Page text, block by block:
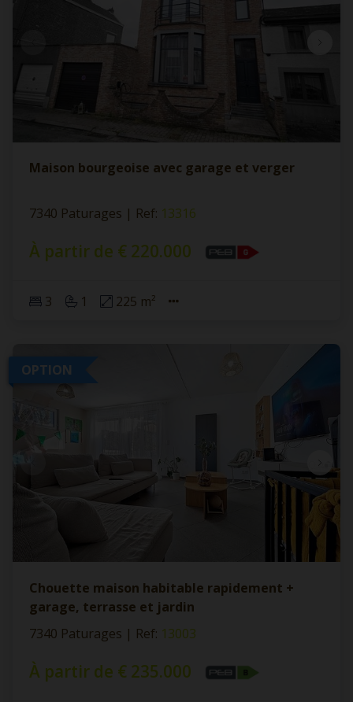
Maison bourgeoise avec garage et verger
7340 Paturages | Ref: 13316
À partir de € 220.000
3 1 225 m²
OPTION
Chouette maison habitable rapidement +
garage, terrasse et jardin
7340 Paturages | Ref: 13003
À partir de € 235.000